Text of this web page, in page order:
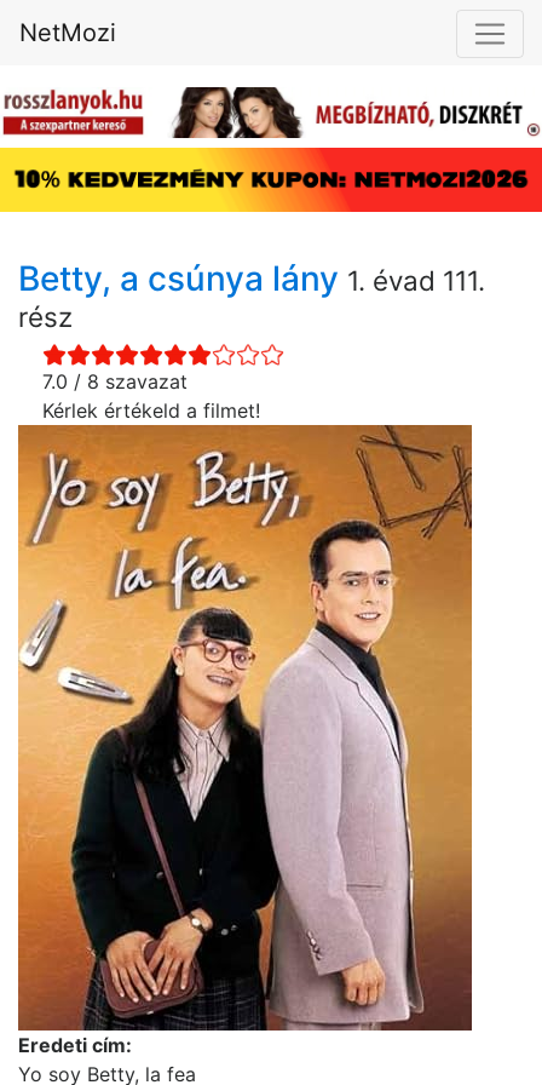
NetMozi
Betty, a csúnya lány 1. évad 111.
rész
7.0 / 8 szavazat
Kérlek értékeld a filmet!
Eredeti cím:
Yo soy Betty, la fea